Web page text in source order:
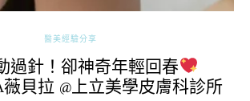
醫美經驗分享
過針！卻神奇年輕回春
貝拉 @上立美學皮膚科診所